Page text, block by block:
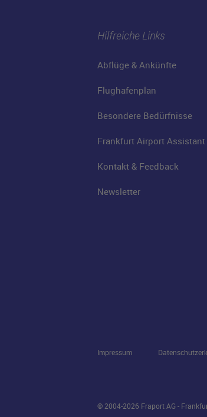
Hilfreiche Links
Abflüge & Ankünfte
Flughafenplan
Besondere Bedürfnisse
Frankfurt Airport Assistant
Kontakt & Feedback
Newsletter
Impressum
© 2004-2026 Fraport AG -